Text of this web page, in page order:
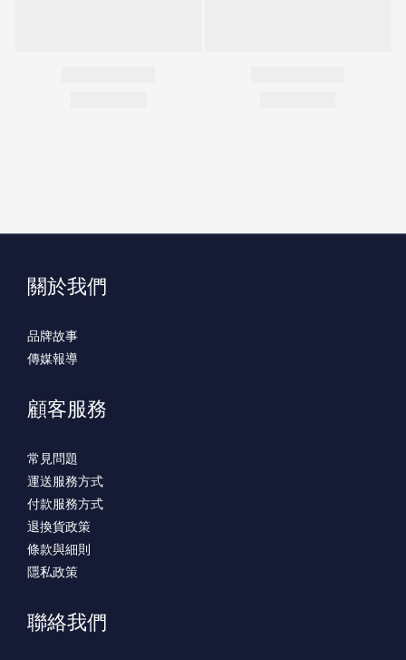
關於我們
品牌故事
傳媒報導
顧客服務
常見問題
運送服務方式
付款服務方式
退換貨政策
條款與細則
隱私政策
聯絡我們